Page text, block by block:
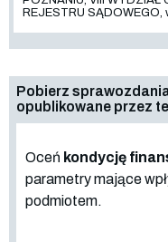
REJESTRU
Pobierz
opublikowane przez
Oceń kondycję
parametry mające
podmiotem.